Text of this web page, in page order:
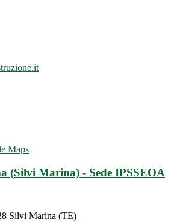
Maps
(Silvi Marina) - Sede IPSSEOA
Silvi Marina (TE)